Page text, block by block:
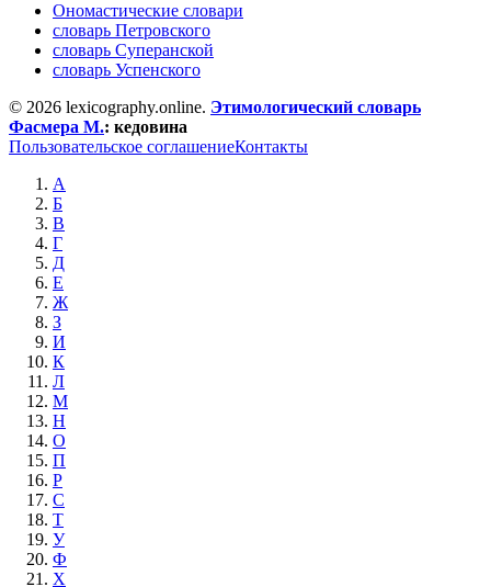
Ономастические словари
словарь Петровского
словарь Суперанской
словарь Успенского
© 2026 lexicography.online. Этимологический словарь
Фасмера М.: кедовина
Пользовательское соглашениеКонтакты
А
Б
В
Г
Д
Е
Ж
З
И
К
Л
М
Н
О
П
Р
С
Т
У
Ф
Х